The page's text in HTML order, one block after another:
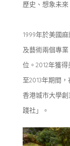
歷史、想象未來
1999年於美國麻
及藝術兩個專業
位。 2012年獲得
至2013年期間，
香港城市大學
踐社」。